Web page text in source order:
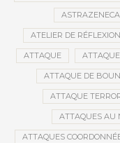
ASTRAZENECA
ATELIER DE RÉFLEXION
ATTAQUE
ATTAQUE DE
ATTAQUE
ATTAQUES AU
ATTAQUES